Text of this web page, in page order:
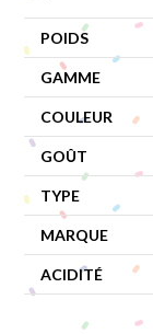
POIDS
GAMME
COULEUR
GOÛT
TYPE
MARQUE
ACIDITÉ